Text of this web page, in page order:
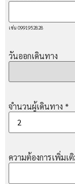
เช่น 0991952828
วันออกเดินทาง
จำนวนผู้เดินทาง *
ความต้องการเพิ่มเ